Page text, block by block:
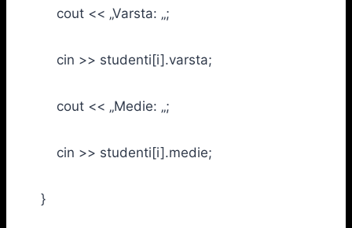
cout << „Varsta: „;
cin >> studenti[i].varsta;
cout << „Medie: „;
cin >> studenti[i].medie;
}